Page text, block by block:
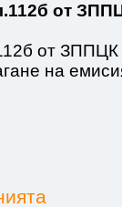
от
от
на